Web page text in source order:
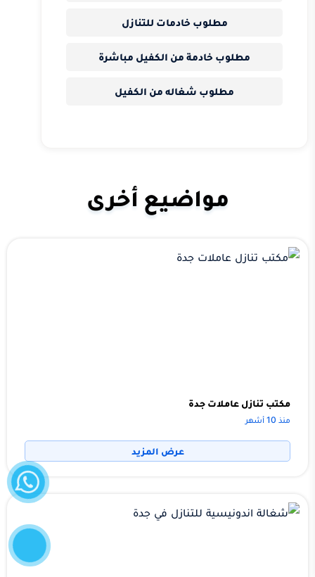
مطلوب خادمات للتنازل
مطلوب خادمة من الكفيل مباشرة
مطلوب شغاله من الكفيل
مواضيع أخرى
مكتب تنازل عاملات جدة
منذ 10 أشهر
عرض المزيد واتساب
الآن